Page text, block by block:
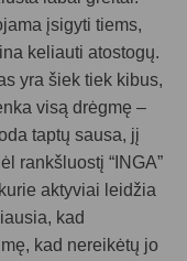
įsigyti tiems,
keliauti atostogų.
yra šiek tiek kibus,
visą drėgmę –
taptų sausa, jį
rankšluostį “INGA”
aktyviai leidžia
kad
kad nereikėtų jo